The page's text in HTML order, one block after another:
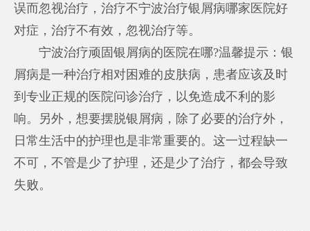
误而忽视治疗，治疗不宁波治疗银屑病哪家医院好
对症，治疗不有效，忽视治疗等。
宁波治疗顽固银屑病的医院在哪?温馨提示：银
屑病是一种治疗相对困难的皮肤病，患者应该及时
到专业正规的医院问诊治疗，以免造成不利的影
响。另外，想要摆脱银屑病，除了必要的治疗外，
日常生活中的护理也是非常重要的。这一过程缺一
不可，不管是少了护理，还是少了治疗，都会导致
失败。